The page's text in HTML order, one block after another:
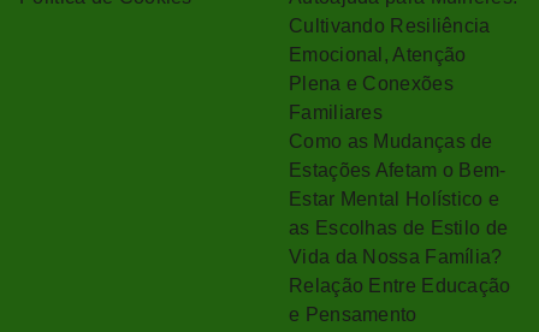
Cultivando Resiliência
Emocional, Atenção
Plena e Conexões
Familiares
Como as Mudanças de
Estações Afetam o Bem-
Estar Mental Holístico e
as Escolhas de Estilo de
Vida da Nossa Família?
Relação Entre Educação
e Pensamento